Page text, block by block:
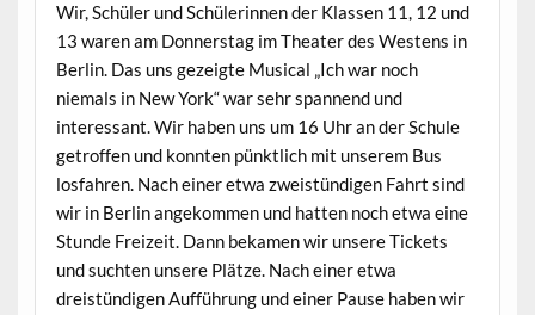
Wir, Schüler und Schülerinnen der Klassen 11, 12 und
13 waren am Donnerstag im Theater des Westens in
Berlin. Das uns gezeigte Musical „Ich war noch
niemals in New York“ war sehr spannend und
interessant. Wir haben uns um 16 Uhr an der Schule
getroffen und konnten pünktlich mit unserem Bus
losfahren. Nach einer etwa zweistündigen Fahrt sind
wir in Berlin angekommen und hatten noch etwa eine
Stunde Freizeit. Dann bekamen wir unsere Tickets
und suchten unsere Plätze. Nach einer etwa
dreistündigen Aufführung und einer Pause haben wir